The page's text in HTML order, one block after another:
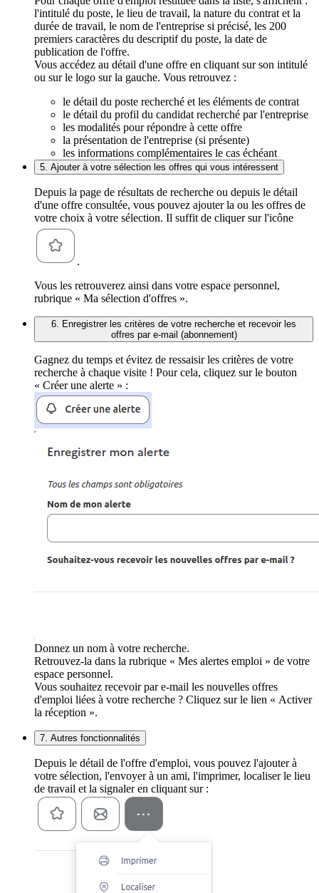
l'intitulé du poste, le lieu de travail, la nature du contrat et la
durée de travail, le nom de l'entreprise si précisé, les 200
premiers caractères du descriptif du poste, la date de
publication de l'offre.
Vous accédez au détail d'une offre en cliquant sur son intitulé
ou sur le logo sur la gauche. Vous retrouvez :
le détail du poste recherché et les éléments de contrat
le détail du profil du candidat recherché par l'entreprise
les modalités pour répondre à cette offre
la présentation de l'entreprise (si présente)
les informations complémentaires le cas échéant
5. Ajouter à votre sélection les offres qui vous intéressent
Depuis la page de résultats de recherche ou depuis le détail
d'une offre consultée, vous pouvez ajouter la ou les offres de
votre choix à votre sélection. Il suffit de cliquer sur l'icône
.
Vous les retrouverez ainsi dans votre espace personnel,
rubrique « Ma sélection d'offres ».
6. Enregistrer les critères de votre recherche et recevoir les
offres par e-mail (abonnement)
Gagnez du temps et évitez de ressaisir les critères de votre
recherche à chaque visite ! Pour cela, cliquez sur le bouton
« Créer une alerte » :
Donnez un nom à votre recherche.
Retrouvez-la dans la rubrique « Mes alertes emploi » de votre
espace personnel.
Vous souhaitez recevoir par e-mail les nouvelles offres
d'emploi liées à votre recherche ? Cliquez sur le lien « Activer
la réception ».
7. Autres fonctionnalités
Depuis le détail de l'offre d'emploi, vous pouvez l'ajouter à
votre sélection, l'envoyer à un ami, l'imprimer, localiser le lieu
de travail et la signaler en cliquant sur :